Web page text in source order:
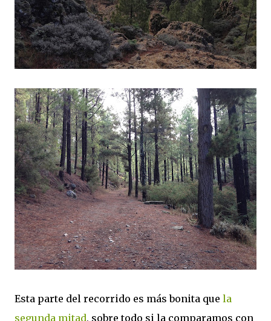
Esta parte del recorrido es más bonita que la
segunda mitad, sobre todo si la comparamos con